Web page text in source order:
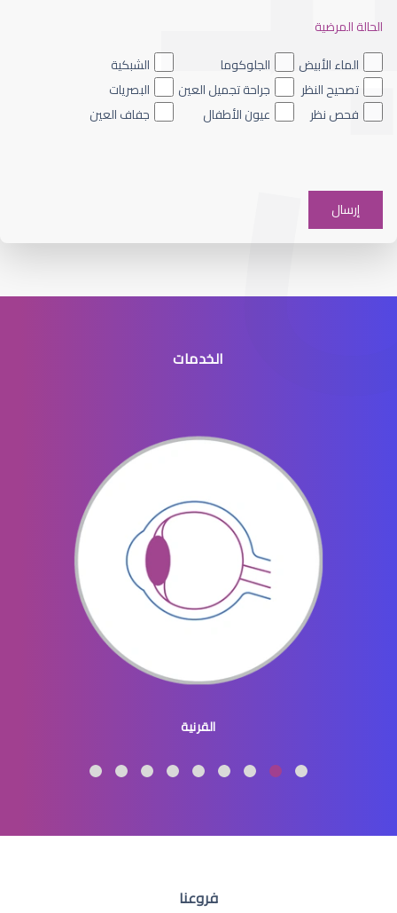
القرنية المخروطية والليزك
القرنية والقزحية
الحالة المرضية
الماء الأبيض
الجلوكوما
الشبكية
تصحيح النظر
جراحة تجميل العين
البصريات
فحص نظر
عيون الأطفال جفاف العين
الخدمات
القرنية
فروعنا